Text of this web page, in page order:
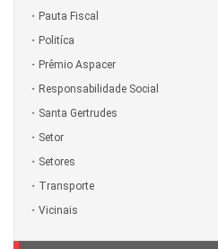
Pauta Fiscal
Politíca
Prêmio Aspacer
Responsabilidade Social
Santa Gertrudes
Setor
Setores
Transporte
Vicinais